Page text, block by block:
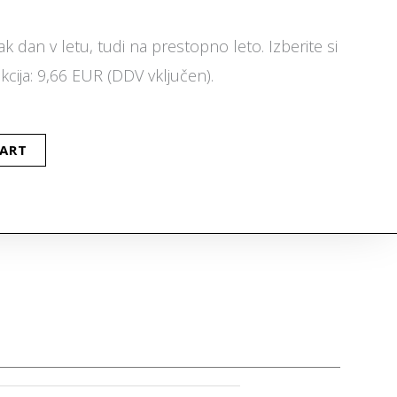
dan v letu, tudi na prestopno leto. Izberite si
9,66 EUR (DDV vključen).